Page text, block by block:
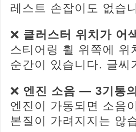
레스트 손잡이도 없습
❌ 클러스터 위치가 어
스티어링 휠 위쪽에
순간이 있습니다. 글씨
❌ 엔진 소음 — 3기통
엔진이 가동되면 소음
본질이 가려지지는 않